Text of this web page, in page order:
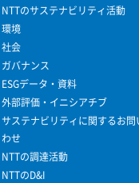
NTTのサステナビリティ活動
環境
社会
ガバナンス
ESGデータ・資料
外部評価・イニシアチブ
サステナビリティに関するお問
わせ
NTTの調達活動
NTTのD&I